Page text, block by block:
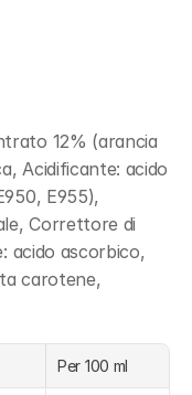
12% (arancia
Acidificante: acido
E955),
Correttore di
acido ascorbico,
carotene,
Per 100 ml